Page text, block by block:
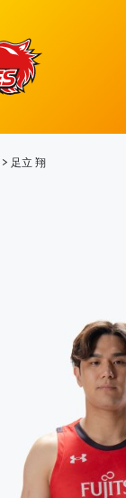
> 足立 翔